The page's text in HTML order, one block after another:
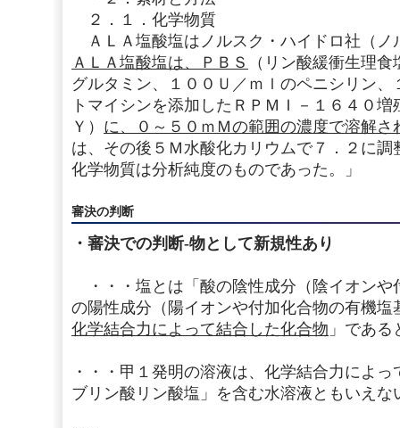
２．１．化学物質
ＡＬＡ塩酸塩はノルスク・ハイドロ社（ノ
ＡＬＡ塩酸塩は、ＰＢＳ
（リン酸緩衝生理
グルタミン、１００Ｕ／ｍｌのペニシリン
トマイシンを添加したＲＰＭＩ－１６４０
Ｙ） に、０～５０ｍＭの範囲の濃度で溶解さ
は、その後５Ｍ水酸化カリウムで７．２に
化学物質は分析純度のものであった。」
審決の判断
・審決での判断‐物として新規性あり
・・・塩とは「酸の陰性成分（陰イオンや
の陽性成分（陽イオンや付加化合物の有機
化学結合力によって結合した化合物 」であ
・・・甲１発明の溶液は、化学結合力によ
ブリン酸リン酸塩」を含む水溶液ともいえな